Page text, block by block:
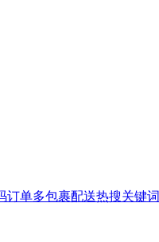
订单多包裹配送热搜关键词